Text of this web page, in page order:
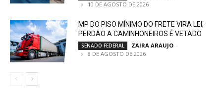
10 DE AGOSTO DE 2026
MP DO PISO MÍNIMO DO FRETE VIRA LEI;
PERDÃO A CAMINHONEIROS É VETADO
SENADO FEDERAL ZAIRA ARAUJO -
8 DE AGOSTO DE 2026